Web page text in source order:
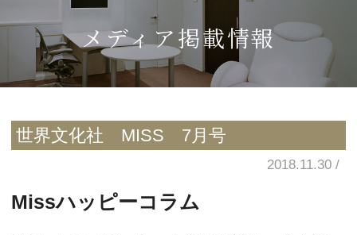
メディア掲載情報
世界文化社 MISS 7月号
2018.11.30
Missハッピーコラム